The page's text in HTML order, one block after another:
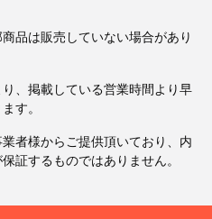
品は販売していない場合があり
、掲載している営業時間より早
す。
者様からご提供頂いており、内
証するものではありません。